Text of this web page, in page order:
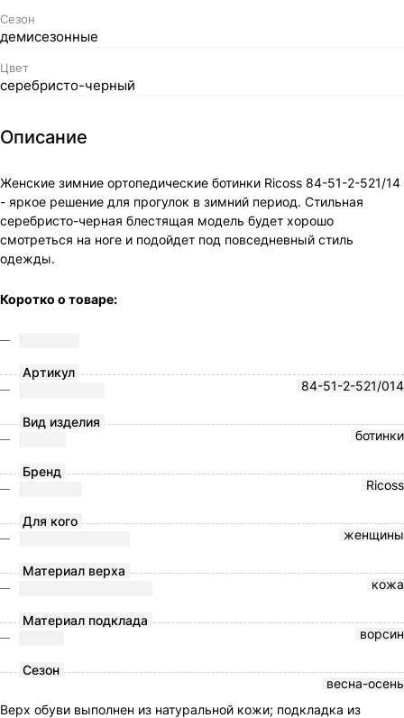
Сезон
демисезонные
Цвет
серебристо-черный
Описание
Женские зимние ортопедические ботинки Ricoss 84-51-2-521/14
- яркое решение для прогулок в зимний период. Стильная
серебристо-черная блестящая модель будет хорошо
смотреться на ноге и подойдет под повседневный стиль
одежды.
Коротко о товаре:
Артикул
84-51-2-521/014
Вид изделия
ботинки
Бренд
Ricoss
Для кого
женщины
Материал верха
кожа
Материал подклада
ворсин
Сезон
весна-осень
Верх обуви выполнен из натуральной кожи; подкладка из